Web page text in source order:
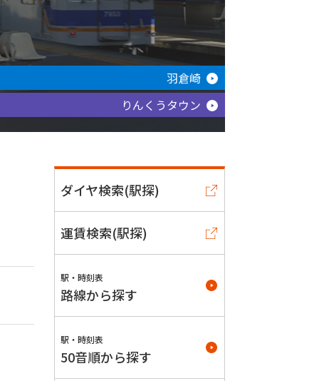
羽倉崎
りんくうタウン
ダイヤ検索(駅探)
運賃検索(駅探)
駅・時刻表
路線から探す
駅・時刻表
50音順から探す